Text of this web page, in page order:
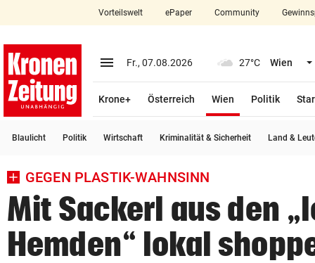
closeSchließen
account_circle Anmelden
arrow_right
bookmark
search
Suchbegriff
eingeben
Vorteilswelt ePaper Community
menu Menü aufklappen
Fr., 07.08.2026 27°C Wien
Krone+ Österreich Wien
Politik
Blaulicht Politik Wirtschaft Kriminalität & Sicherheit Land &
GEGEN PLASTIK-WAHNSINN
Mit Sackerl aus den
Hemden“ lokal